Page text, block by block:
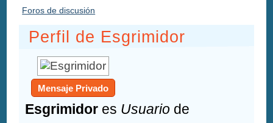
Foros de discusión
Perfil de Esgrimidor
Mensaje Privado
Esgrimidor es Usuario de